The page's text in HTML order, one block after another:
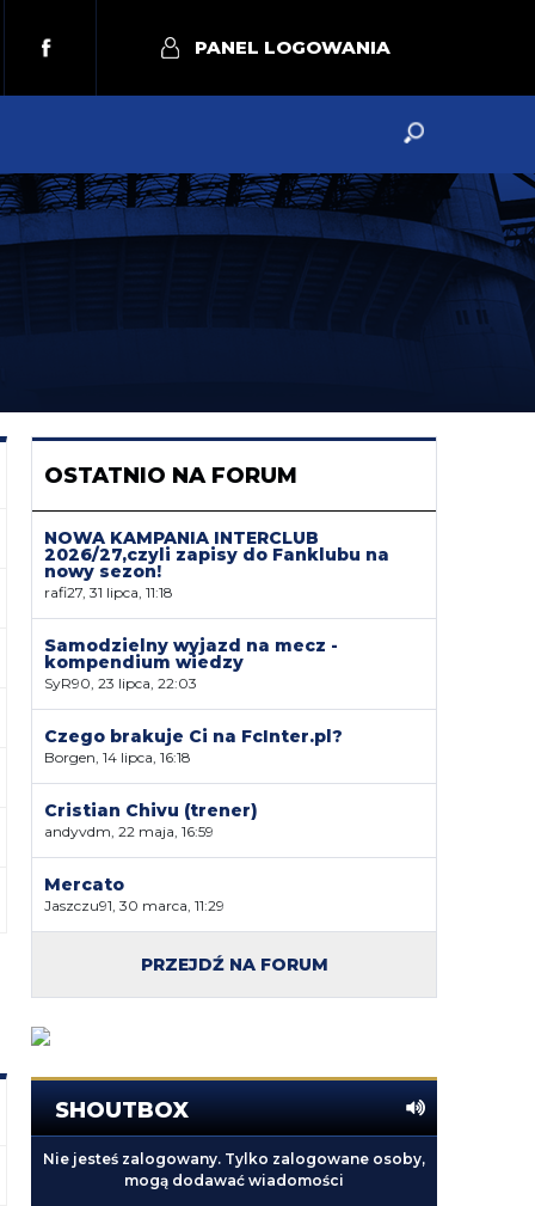
PANEL LOGOWANIA
OSTATNIO NA FORUM
NOWA KAMPANIA INTERCLUB
2026/27,czyli zapisy do Fanklubu na
nowy sezon!
rafi27, 31 lipca, 11:18
Samodzielny wyjazd na mecz -
kompendium wiedzy
SyR90, 23 lipca, 22:03
Czego brakuje Ci na FcInter.pl?
Borgen, 14 lipca, 16:18
Cristian Chivu (trener)
andyvdm, 22 maja, 16:59
Mercato
Jaszczu91, 30 marca, 11:29
PRZEJDŹ NA FORUM
SHOUTBOX
Nie jesteś zalogowany. Tylko zalogowane osoby,
mogą dodawać wiadomości